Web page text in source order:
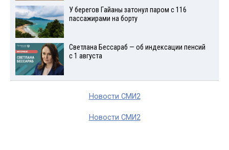
У берегов Гайаны затонул паром с 116
пассажирами на борту
Светлана Бессараб — об индексации пенсий
с 1 августа
Новости СМИ2
Новости СМИ2